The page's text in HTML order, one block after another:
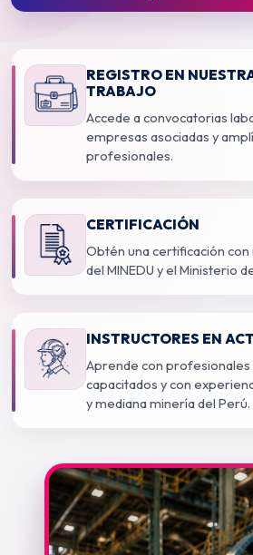
REGISTRO EN
TRABAJO
Accede a convocatorias
empresas asociadas y
profesionales.
CERTIFICACIÓN
Obtén una certificación
del MINEDU y el Ministerio
INSTRUCTORES EN
Aprende con
capacitados y con
y mediana minería del Perú.